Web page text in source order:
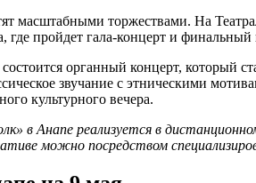
масштабными торжествами. На
где пройдет гала-концерт и
органный концерт, который
звучание с этническими
культурного вечера.
в Анапе реализуется в
можно посредством